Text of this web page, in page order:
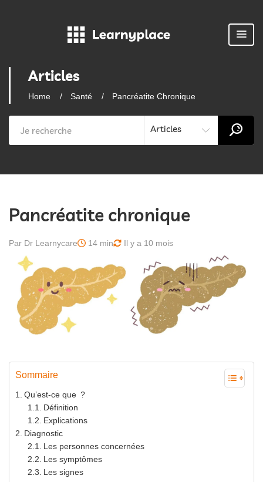
Articles
Home Santé Pancréatite Chronique
Articles
Pancréatite chronique
Par Dr Learnycare 14 min Il y a 10 mois
Sommaire
Qu’est-ce que ?
Définition
Explications
Diagnostic
Les personnes concernées
Les symptômes
Les signes